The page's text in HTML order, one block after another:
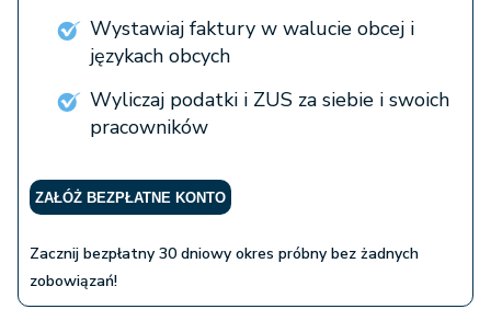
Wystawiaj faktury w walucie obcej i
językach obcych
Wyliczaj podatki i ZUS za siebie i swoich
pracowników
ZAŁÓŻ BEZPŁATNE KONTO
Zacznij bezpłatny 30 dniowy okres próbny bez żadnych
zobowiązań!